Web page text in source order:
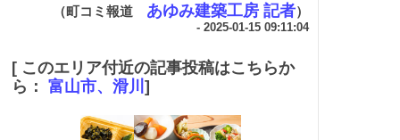
（町コミ報道 あゆみ建築工房 記者）
- 2025-01-15 09:11:04
[ このエリア付近の記事投稿はこちらか
ら： 富山市、滑川 ]